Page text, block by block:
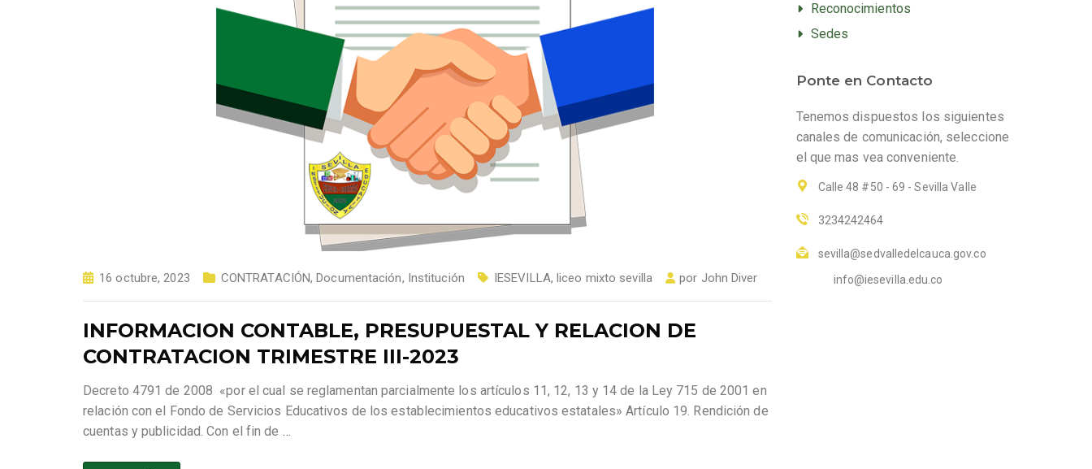
16 octubre, 2023 CONTRATACIÓN,Documentación, Institución IESEVILLA,liceo mixto sevilla por John Diver
INFORMACION CONTABLE, PRESUPUESTAL Y RELACION DE
CONTRATACION TRIMESTRE III-2023
Decreto 4791 de 2008 «por el cual se reglamentan parcialmente los artículos 11, 12, 13 y 14 de la Ley 715 de 2001 en
relación con el Fondo de Servicios Educativos de los establecimientos educativos estatales» Artículo 19. Rendición de
cuentas y publicidad. Con el fin de …
Reconocimientos
Sedes
Ponte en Contacto
Tenemos dispuestos los siguientes
canales de comunicación, seleccione
el que mas vea conveniente.
Calle 48 #50 - 69 - Sevilla Valle
3234242464
sevilla@sedvalledelcauca.gov.co
info@iesevilla.edu.co